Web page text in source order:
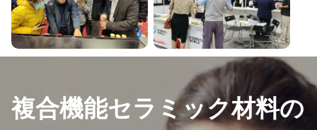
複合機能セラミック材料の